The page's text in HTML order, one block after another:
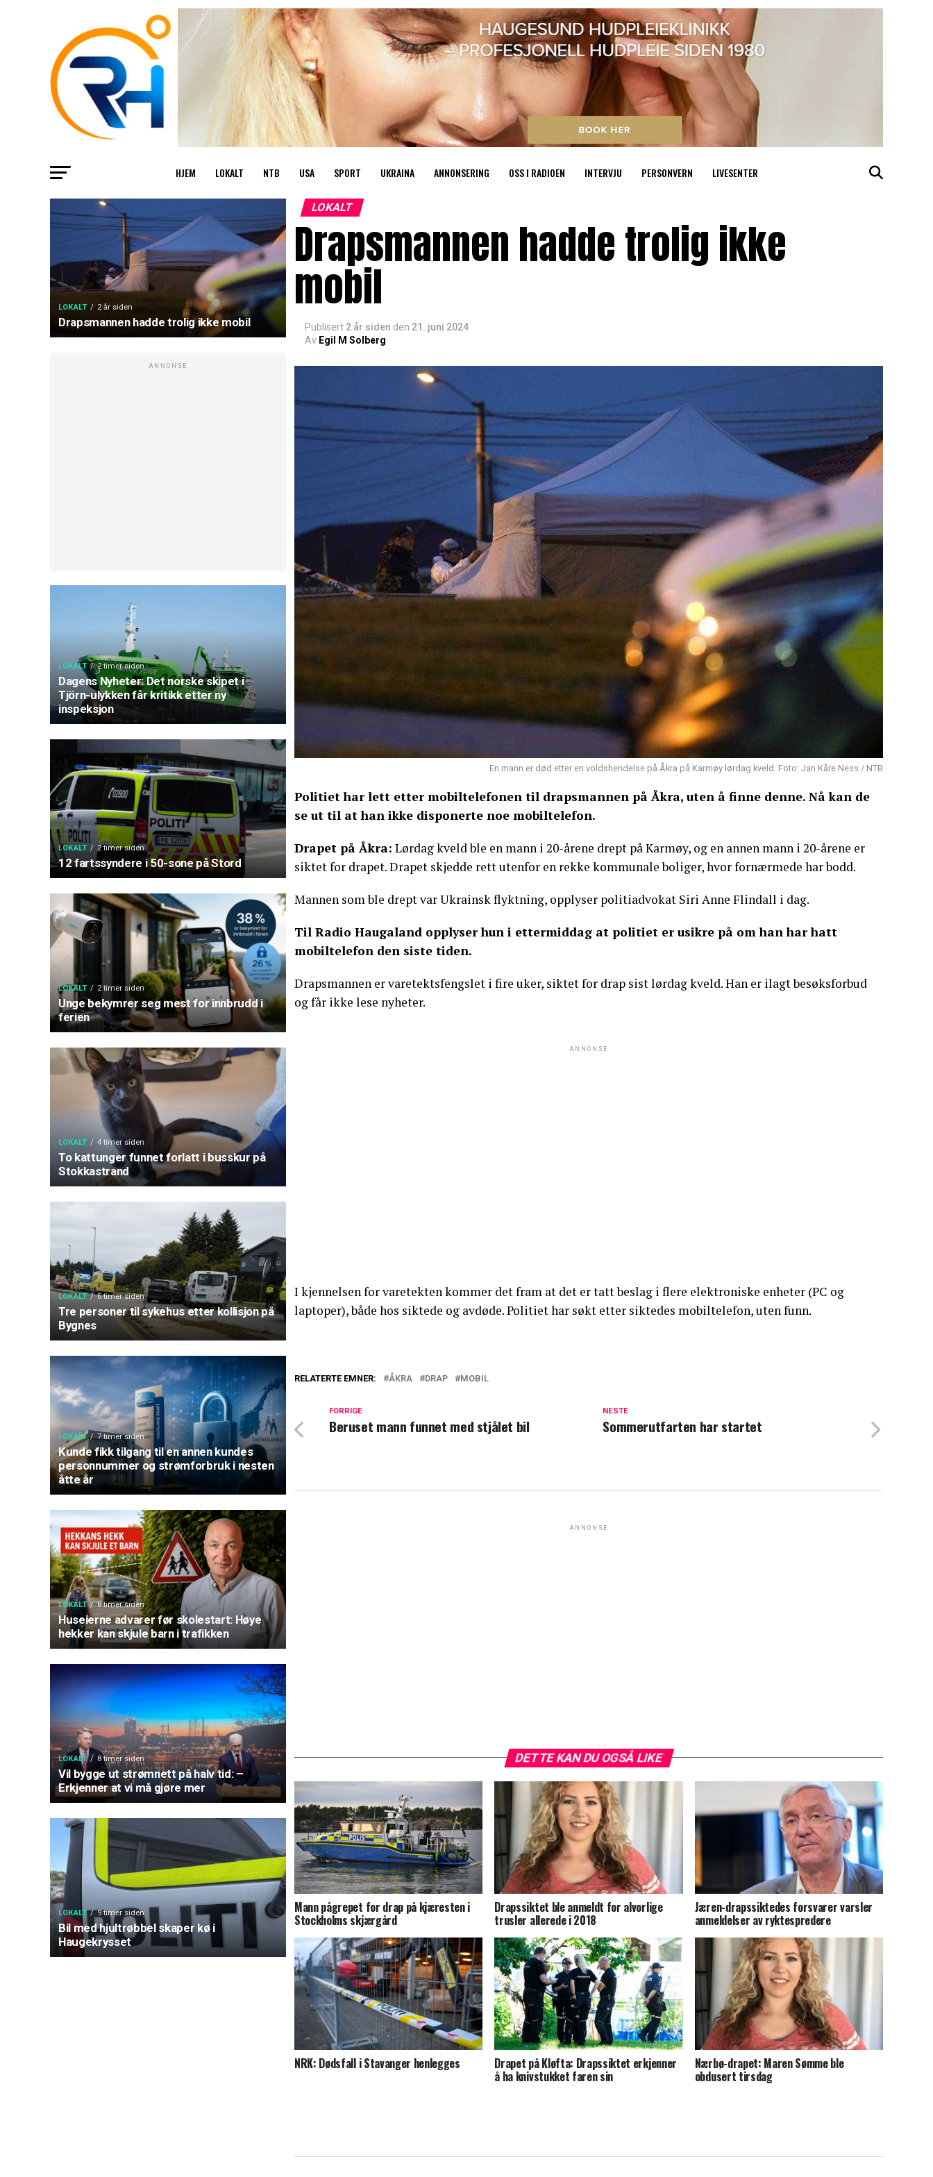
HJEM LOKALT NTB USA SPORT UKRAINA ANNONSERING OSS I RADIOEN INTERVJU PERSONVERN LIVESENTER
LOKALT 2 år siden
Drapsmannen hadde trolig ikke mobil
ANNONSE
LOKALT 2 timer siden
Dagens Nyheter: Det norske skipet i
Tjörn-ulykken får kritikk etter ny
inspeksjon
LOKALT 2 timer siden
12 fartssyndere i 50-sone på Stord
LOKALT 2 timer siden
Unge bekymrer seg mest for innbrudd i
ferien
LOKALT 4 timer siden
To kattunger funnet forlatt i busskur på
Stokkastrand
LOKALT 6 timer siden
Tre personer til sykehus etter kollisjon på
Bygnes
LOKALT 7 timer siden
Kunde fikk tilgang til en annen kundes
personnummer og strømforbruk i nesten
åtte år
LOKALT 8 timer siden
Huseierne advarer før skolestart: Høye
hekker kan skjule barn i trafikken
LOKALT 8 timer siden
Vil bygge ut strømnett på halv tid: –
Erkjenner at vi må gjøre mer
LOKALT 9 timer siden
Bil med hjultrøbbel skaper kø i
Haugekrysset
LOKALT
Drapsmannen hadde trolig ikke
mobil
Publisert 2 år siden den 21. juni 2024
Av Egil M Solberg
En mann er død etter en voldshendelse på Åkra på Karmøy lørdag kveld. Foto: Jan Kåre Ness / NTB
Politiet har lett etter mobiltelefonen til drapsmannen på Åkra, uten å finne denne. Nå kan de
se ut til at han ikke disponerte noe mobiltelefon.
Drapet på Åkra: Lørdag kveld ble en mann i 20-årene drept på Karmøy, og en annen mann i 20-årene er
siktet for drapet. Drapet skjedde rett utenfor en rekke kommunale boliger, hvor fornærmede har bodd.
Mannen som ble drept var Ukrainsk flyktning, opplyser politiadvokat Siri Anne Flindall i dag.
Til Radio Haugaland opplyser hun i ettermiddag at politiet er usikre på om han har hatt
mobiltelefon den siste tiden.
Drapsmannen er varetektsfengslet i fire uker, siktet for drap sist lørdag kveld. Han er ilagt besøksforbud
og får ikke lese nyheter.
ANNONSE
I kjennelsen for varetekten kommer det fram at det er tatt beslag i flere elektroniske enheter (PC og
laptoper), både hos siktede og avdøde. Politiet har søkt etter siktedes mobiltelefon, uten funn.
RELATERTE EMNER: ÅKRA DRAP MOBIL
NESTE
Sommerutfarten har startet
FORRIGE
Beruset mann funnet med stjålet bil
ANNONSE
DETTE KAN DU OGSÅ LIKE
Mann pågrepet for drap på kjæresten i
Stockholms skjærgård
Drapssiktet ble anmeldt for alvorlige
trusler allerede i 2018
Jæren-drapssiktedes forsvarer varsler
anmeldelser av ryktespredere
NRK: Dødsfall i Stavanger henlegges Drapet på Kløfta: Drapssiktet erkjenner
å ha knivstukket faren sin
Nærbø-drapet: Maren Sømme ble
obdusert tirsdag